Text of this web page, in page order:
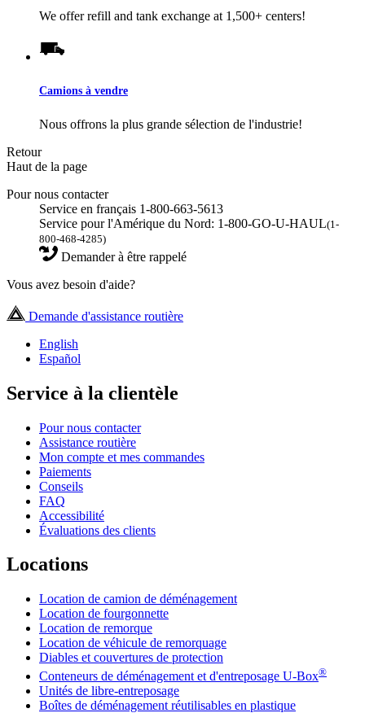
We offer refill and tank exchange at 1,500+ centers!
Camions à vendre
Nous offrons la plus grande sélection de l'industrie!
Retour
Haut de la page
Pour nous contacter
Service en français 1-800-663-5613
Service pour l'Amérique du Nord: 1-800-GO-U-HAUL(1-
800-468-4285)
Demander à être rappelé
Vous avez besoin d'aide?
Demande d'assistance routière
English
Español
Service à la clientèle
Pour nous contacter
Assistance routière
Mon compte et mes commandes
Paiements
Conseils
FAQ
Accessibilité
Évaluations des clients
Locations
Location de camion de déménagement
Location de fourgonnette
Location de remorque
Location de véhicule de remorquage
Diables et couvertures de protection
Conteneurs de déménagement et d'entreposage U-Box®
Unités de libre-entreposage
Boîtes de déménagement réutilisables en plastique